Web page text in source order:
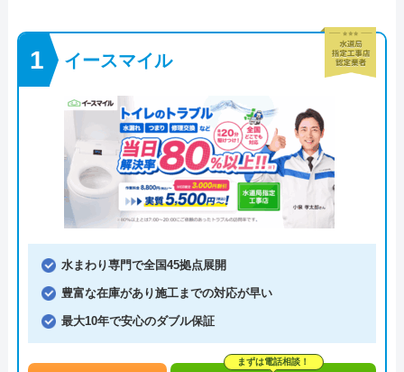
イースマイル
水まわり専門で全国45拠点展開
豊富な在庫があり施工までの対応が早い
最大10年で安心のダブル保証
まずは電話相談！